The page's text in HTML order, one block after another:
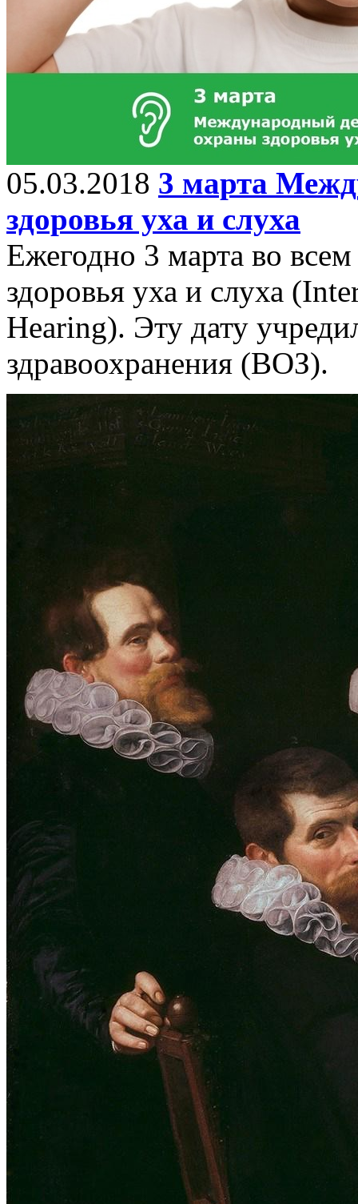
05.03.2018 3 марта
здоровья уха и слуха
Ежегодно 3 марта во
здоровья уха и слуха
Hearing). Эту дату
здравоохранения (ВОЗ).